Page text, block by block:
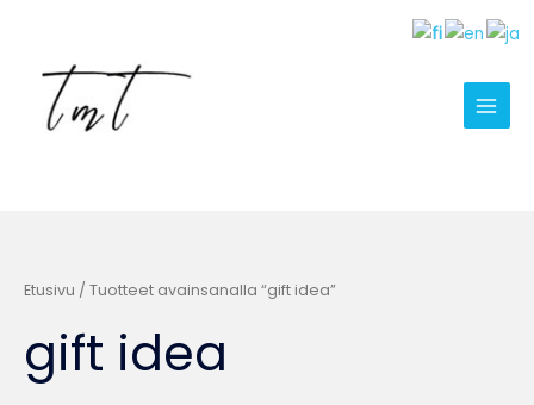
Etusivu / Tuotteet avainsanalla “gift idea”
gift idea